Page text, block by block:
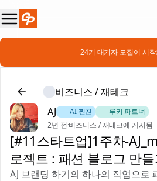
📣 24기 대기자 모집이 시
비즈니스 / 재테크
AJ
🐶 AI 찐친
🎻 루키 파트너
2년 전·비즈니스 / 재테크에 게시됨
[#11스타트업]1주차-
로젝트 : 패션 블로그 만
AJ 브랜딩 하기의 하나의 작업으로